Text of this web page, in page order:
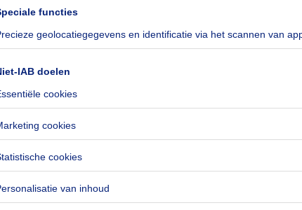
218kWh/m² kilowattuur per vierkante meters
E